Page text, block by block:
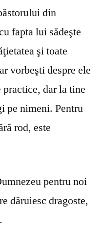
din
fapta lui sădeşte
şi toate
vorbeşti despre ele
dar la tine
pe nimeni. Pentru
rod, este
pentru noi
dăruiesc dragoste,